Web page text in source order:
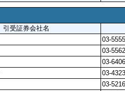
引受証券会社名
03-
03-
03-
03-
03-